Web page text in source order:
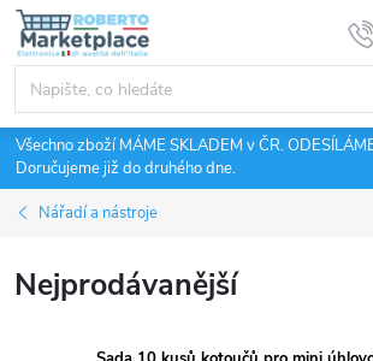
Přejít
obsah
Všechno zboží MÁME SKLADEM v ČR.
Doručujeme již do druhého dne.
Nářadí a nástroje
Nejprodávanější